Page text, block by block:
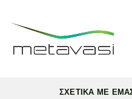
ΣΧΕΤΙΚΑ ΜΕ